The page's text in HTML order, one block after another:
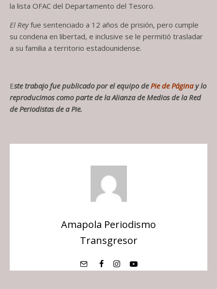
la lista OFAC del Departamento del Tesoro.
El Reyfue sentenciado a 12 años de prisión, pero cumple
su condena en libertad, e inclusive se le permitió trasladar
a su familia a territorio estadounidense.
Este trabajo fue publicado por el equipo dePie de Páginay lo
reproducimos como parte de la Alianza de Medios de la Red
de Periodistas de a Pie.
Amapola Periodismo
Transgresor